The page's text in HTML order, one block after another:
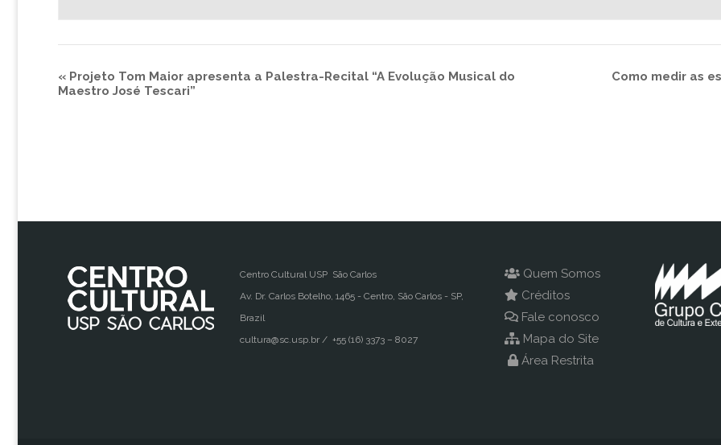
« Projeto Tom Maior apresenta a Palestra-Recital “A Evolução Musical do
Maestro José Tescari”
Como medir as
Centro Cultural USP São Carlos
Av. Dr. Carlos Botelho, 1465 - Centro, São Carlos - SP,
Brazil
cultura@sc.usp.br / +55 (16) 3373 – 8027
Quem Somos
Créditos
Fale conosco
Mapa do Site
Área Restrita